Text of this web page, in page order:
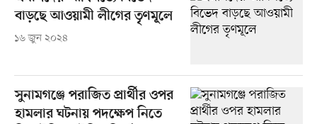
বাড়ছে আওয়ামী লীগের তৃণমূলে
১৬ জুন ২০২৪
সুনামগঞ্জে পরাজিত প্রার্থীর ওপর
হামলার ঘটনায় পদক্ষেপ নিতে